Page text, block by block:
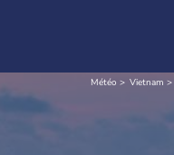
Météo Vietnam